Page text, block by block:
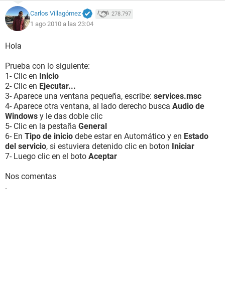
Carlos Villagómez 278.797
1 ago 2010 a las 23:04
Hola
Prueba con lo siguiente:
1- Clic en Inicio
2- Clic en Ejecutar...
3- Aparece una ventana pequeña, escribe: services.msc
4- Aparece otra ventana, al lado derecho busca Audio de
Windows y le das doble clic
5- Clic en la pestaña General
6- En Tipo de inicio debe estar en Automático y en Estado
del servicio, si estuviera detenido clic en boton Iniciar
7- Luego clic en el boto Aceptar
Nos comentas
.